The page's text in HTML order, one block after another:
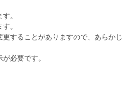
。
。
することがありますので、あらかじ
必要です。